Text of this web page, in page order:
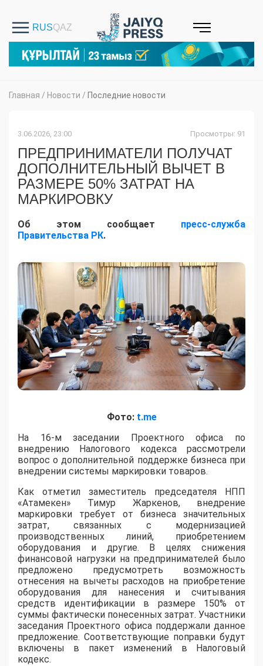
Главная / Новости / Последние новости
3.06.2026, 23:00 Просмотры: 91
ПРЕДПРИНИМАТЕЛИ ПОЛУЧАТ
ДОПОЛНИТЕЛЬНЫЙ ВЫЧЕТ В
РАЗМЕРЕ 50% ЗАТРАТ НА
МАРКИРОВКУ
Об этом сообщает пресс-служба
Правительства РК.
Фото: t.me
На 16-м заседании Проектного офиса по
внедрению Налогового кодекса рассмотрели
вопрос о дополнительной поддержке бизнеса при
внедрении системы маркировки товаров.
Как отметил заместитель председателя НПП
«Атамекен» Тимур Жаркенов, внедрение
маркировки требует от бизнеса значительных
затрат, связанных с модернизацией
производственных линий, приобретением
оборудования и другие. В целях снижения
финансовой нагрузки на предпринимателей было
предложено предусмотреть возможность
отнесения на вычеты расходов на приобретение
оборудования для нанесения и считывания
средств идентификации в размере 150% от
суммы фактически понесенных затрат. Участники
заседания Проектного офиса поддержали данное
предложение. Соответствующие поправки будут
включены в пакет изменений в Налоговый
кодекс.